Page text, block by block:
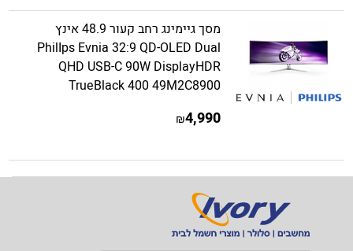
מסך גיימינג רחב קעור 48.9 אינץ
PhilIps Evnia 32:9 QD-OLED Dual
QHD USB-C 90W DisplayHDR
TrueBlack 400 49M2C8900
4,990
₪